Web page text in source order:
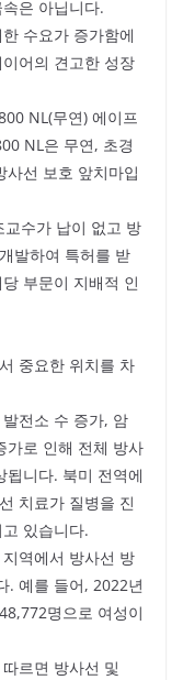
은 아닙니다.
수요가 증가함에
어의 견고한 성장
NL(무연) 에이프
NL은 무연, 초경
사선 보호 앞치마입
수가 납이 없고 방
발하여 특허를 받
부문이 지배적 인
중요한 위치를 차
전소 수 증가, 암
가로 인해 전체 방사
됩니다. 북미 전역에
치료가 질병을 진
있습니다.
역에서 방사선 방
. 예를 들어, 2022년
명으로 여성이
르면 방사선 및